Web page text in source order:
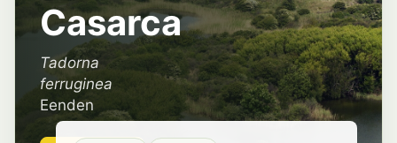
Casarca
Tadorna
ferruginea
Eenden